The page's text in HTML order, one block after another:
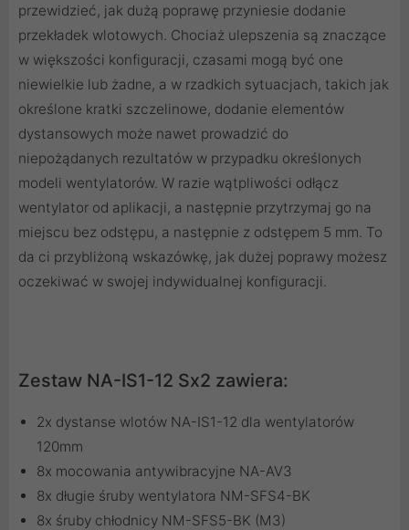
przewidzieć, jak dużą poprawę przyniesie dodanie
przekładek wlotowych. Chociaż ulepszenia są znaczące
w większości konfiguracji, czasami mogą być one
niewielkie lub żadne, a w rzadkich sytuacjach, takich jak
określone kratki szczelinowe, dodanie elementów
dystansowych może nawet prowadzić do
niepożądanych rezultatów w przypadku określonych
modeli wentylatorów. W razie wątpliwości odłącz
wentylator od aplikacji, a następnie przytrzymaj go na
miejscu bez odstępu, a następnie z odstępem 5 mm. To
da ci przybliżoną wskazówkę, jak dużej poprawy możesz
oczekiwać w swojej indywidualnej konfiguracji.
Zestaw NA-IS1-12 Sx2 zawiera:
2x dystanse wlotów NA-IS1-12 dla wentylatorów
120mm
8x mocowania antywibracyjne NA-AV3
8x długie śruby wentylatora NM-SFS4-BK
8x śruby chłodnicy NM-SFS5-BK (M3)